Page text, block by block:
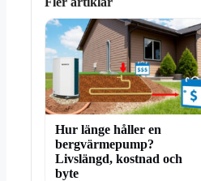
Hur länge håller en
bergvärmepump?
Livslängd, kostnad och
byte